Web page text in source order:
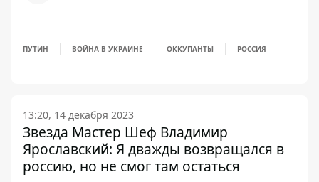
ПУТИН ВОЙНА В УКРАИНЕ ОККУПАНТЫ РОССИЯ
13:20, 14 декабря 2023
Звезда Мастер Шеф Владимир
Ярославский: Я дважды возвращался в
россию, но не смог там остаться